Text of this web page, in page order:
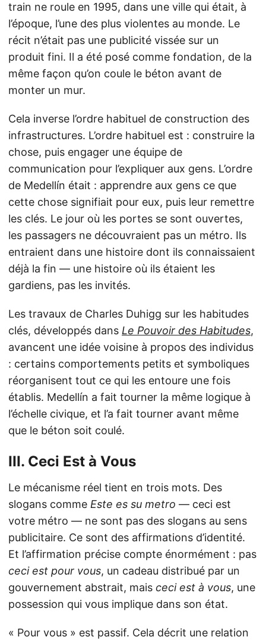
train ne roule en 1995, dans une ville qui était, à
l’époque, l’une des plus violentes au monde. Le
récit n’était pas une publicité vissée sur un
produit fini. Il a été posé comme fondation, de la
même façon qu’on coule le béton avant de
monter un mur.
Cela inverse l’ordre habituel de construction des
infrastructures. L’ordre habituel est : construire la
chose, puis engager une équipe de
communication pour l’expliquer aux gens. L’ordre
de Medellín était : apprendre aux gens ce que
cette chose signifiait pour eux, puis leur remettre
les clés. Le jour où les portes se sont ouvertes,
les passagers ne découvraient pas un métro. Ils
entraient dans une histoire dont ils connaissaient
déjà la fin — une histoire où ils étaient les
gardiens, pas les invités.
Les travaux de Charles Duhigg sur les habitudes
clés, développés dans Le Pouvoir des Habitudes,
avancent une idée voisine à propos des individus
: certains comportements petits et symboliques
réorganisent tout ce qui les entoure une fois
établis. Medellín a fait tourner la même logique à
l’échelle civique, et l’a fait tourner avant même
que le béton soit coulé.
III. Ceci Est à Vous
Le mécanisme réel tient en trois mots. Des
slogans comme Este es su metro — ceci est
votre métro — ne sont pas des slogans au sens
publicitaire. Ce sont des affirmations d’identité.
Et l’affirmation précise compte énormément : pas
ceci est pour vous, un cadeau distribué par un
gouvernement abstrait, mais ceci est à vous, une
possession qui vous implique dans son état.
« Pour vous » est passif. Cela décrit une relation